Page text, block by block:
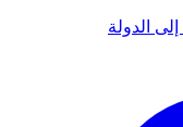
الدولة